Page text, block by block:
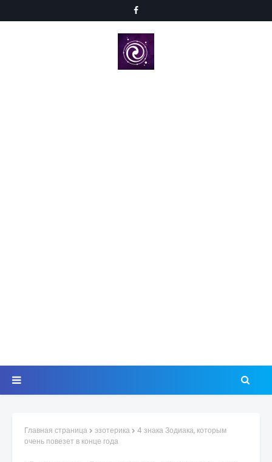
Главная страница эзотерика
4 знака Зодиака, которым
очень повезет в конце года